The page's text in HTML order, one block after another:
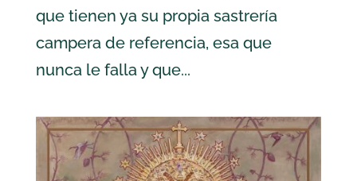
que tienen ya su propia sastrería
campera de referencia, esa que
nunca le falla y que...